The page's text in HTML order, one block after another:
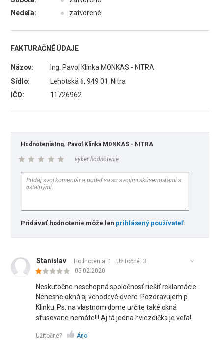
Nedeľa:
● zatvorené
FAKTURAČNÉ ÚDAJE
Názov:
Ing. Pavol Klinka MONKAS - NITRA
Sídlo:
Lehotská 6, 949 01 Nitra
IČO:
11726962
Hodnotenia Ing. Pavol Klinka MONKAS - NITRA
vyber hodnotenie
Pridávať hodnotenie môže len prihlásený používateľ.
Stanislav Hodnotenia: 1 Užitočné: 3
05.02.2020
Neskutočne neschopná spoločnosť riešiť reklamácie.
Nenesne okná aj vchodové dvere. Pozdravujem p.
Klinku. Ps: na vlastnom dome určite také okná
sfusovane nemáte!!! Aj tá jedna hviezdička je veľa!
Užitočné? Áno